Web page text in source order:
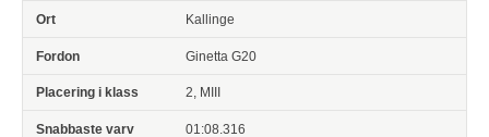
Kallinge
Ginetta G20
2, MIII
01:08.316